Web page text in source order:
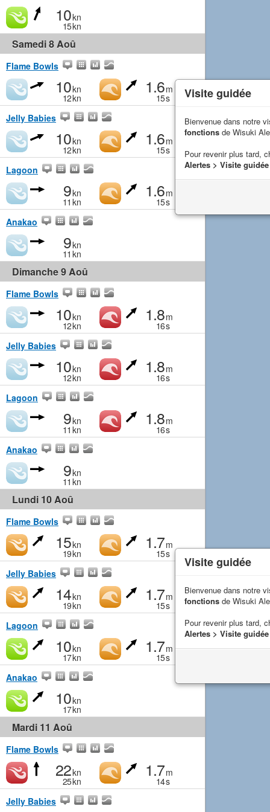
10kn
15kn
Samedi 8 Aoû
Flame Bowls
10kn
12kn
1.6m
15s
Jelly Babies
10kn
12kn
1.6m
15s
Lagoon
9kn
11 kn
1.6m
15s
Anakao
9kn
11 kn
Dimanche 9 Aoû
Flame Bowls
10kn
12kn
1.8m
16s
Jelly Babies
10kn
12kn
1.8m
16s
Lagoon
9kn
11 kn
1.8m
16s
Anakao
9kn
11 kn
Lundi 10 Aoû
Flame Bowls
15kn
19kn
1.7m
15s
Jelly Babies
14kn
19kn
1.7m
15s
Lagoon
10kn
17kn
1.7m
15s
Anakao
10kn
17kn
Mardi 11 Aoû
Flame Bowls
22kn
25kn
1.7m
14s
Jelly Babies
Visite guidée
Bienvenue dans notre
fonctions de Wisuki
Pour revenir plus tard,
Alertes > Visite guidée
Visite guidée
Bienvenue dans notre
fonctions de Wisuki
Pour revenir plus tard,
Alertes > Visite guidée